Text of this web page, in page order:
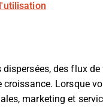
dispersées, des flux
croissance. Lorsque
marketing et